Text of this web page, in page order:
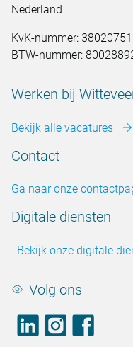
Nederland
KvK-nummer: 38020751
BTW-nummer:
Werken bij
Bekijk alle vacatures
Contact
Ga naar onze
Digitale diensten
Bekijk onze digitale
Volg ons
LinkedIn